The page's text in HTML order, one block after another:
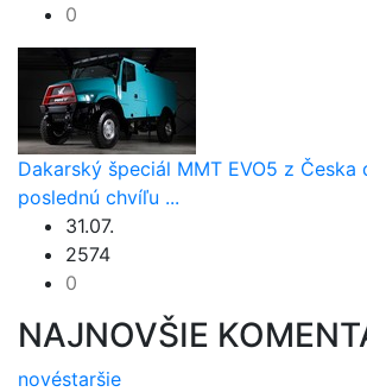
0
Dakarský špeciál MMT EVO5 z Česka
poslednú chvíľu ...
31.07.
2574
0
NAJNOVŠIE
novéstaršie